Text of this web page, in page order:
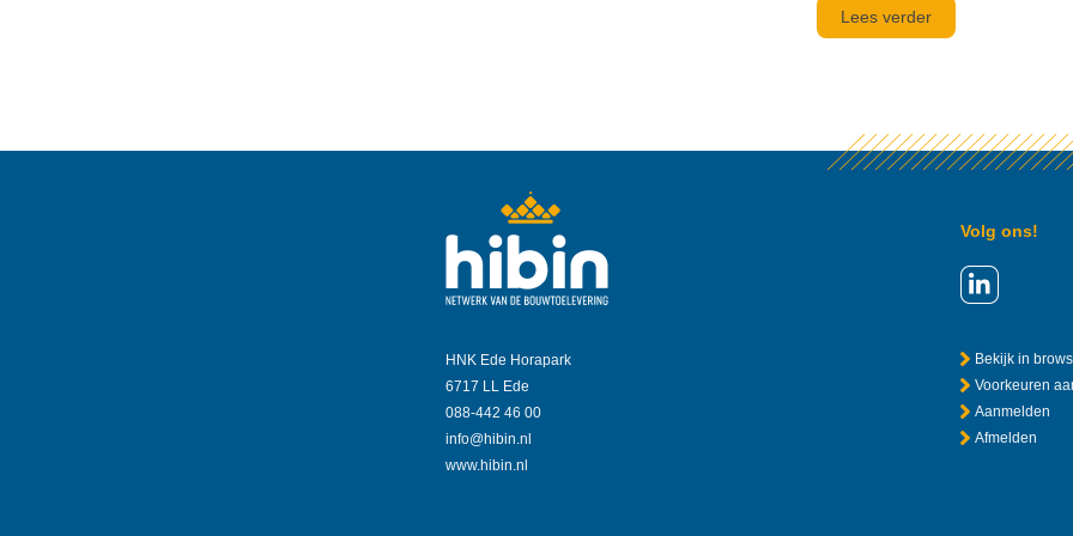
Lees verder
HNK Ede Horapark
6717 LL Ede
088-442 46 00
info@hibin.nl
www.hibin.nl
Volg ons!
Bekijk in
Voorkeuren
Aanmelden
Afmelden